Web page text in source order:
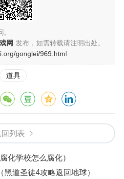
网 发布，如需转载请注明出处。
gonglei/969.html
道具
回列表
化学校怎么腐化）
黑道圣徒4攻略返回地球）